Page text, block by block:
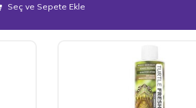
Seç ve Sepete Ekle